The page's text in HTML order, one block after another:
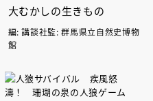
大むかしの生きもの
編: 講談社監: 群馬県立自然史博物
館